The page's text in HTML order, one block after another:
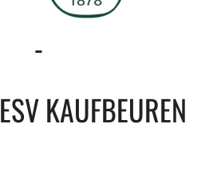
-
ESV KAUFBEUREN